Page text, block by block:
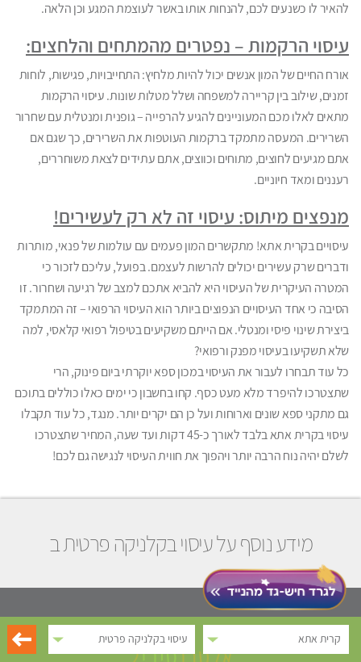
קרית אתא עיסוי בקלניקה פרטית
להאיר לו כשנעים לכם, להנחות אותו באשר לעוצמת המגע וכן הלאה.
עיסוי הרקמות – נפטרים מהמתחים והלחצים:
אורח החיים של המון אנשים יכול להיות מלחיץ: התחייבויות, פגישות, לוחות
זמנים, שילוב בין קריירה למשפחה ושלל מטלות שונות. עיסוי הרקמות
מתאים לאלו מכם המעוניינים להגיע להרפייה – גופנית ומנטלית עם שחרור
השרירים. המעסה מתמקד ברקמות העוטפות את השרירים, כך שגם אם
אתם מגיעים לחוצים, מתוחים וכווצים, אתם עתידים לצאת משוחררים,
רעננים ומאד חיוניים.
מנפצים מיתוס: עיסוי זה לא רק לעשירים!
עיסויים בקרית אתא! מתקשרים המון פעמים עם עולמות של פנאי, מותרות
ודברים שרק עשירים יכולים להרשות לעצמם. בפועל, עליכם לזכור כי
המטרה העיקרית של העיסוי היא להביא אתכם למצב של רגיעה ושחרור. זו
הסיבה כי אחד העיסויים הנפוצים ביותר הוא העיסוי הרפואי – זה המתמקד
ביצירת שינוי פיסי ומנטלי. אם הייתם משקיעים בטיפול רפואי קלאסי, למה
שלא תשקיעו בעיסוי מפנק ורפואי?
כל עוד תבחרו לעבור את העיסוי במכון ספא יוקרתי ביום פינוק, הרי
שתצטרכו להיפרד מלא מעט כסף. קחו בחשבון כי ימים כאלו כוללים בתוכם
גם מתקני ספא שונים וארוחות ועל כן הם יקרים יותר. מנגד, כל עוד תקבלו
עיסוי בקרית אתא בלבד לאורך כ-45 דקות ועד שעה, המחיר שתצטרכו
לשלם יהיה נוח הרבה יותר ויהפוך את חווית העיסוי לנגישה גם לכם!
מידע נוסף על עיסוי בקלניקה פרטית ב